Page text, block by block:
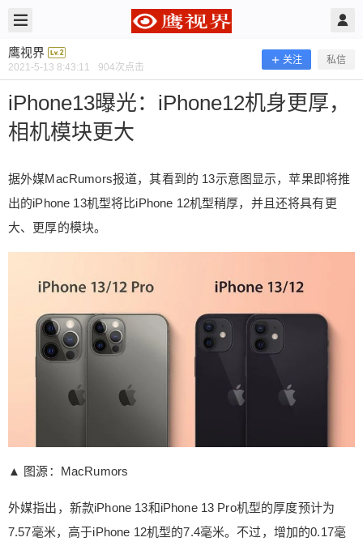
鹰视界
2021-5-13 8:43:11 904次点击
关注 私信
iPhone13曝光：iPhone12机身更厚，
相机模块更大
据外媒MacRumors报道，其看到的 13示意图显示，苹果即将推
出的iPhone 13机型将比iPhone 12机型稍厚，并且还将具有更
大、更厚的模块。
▲ 图源：MacRumors
外媒指出，新款iPhone 13和iPhone 13 Pro机型的厚度预计为
7.57毫米，高于iPhone 12机型的7.4毫米。不过，增加的0.17毫
鹰视界 @ 鹰视界 2021/5/13
相机模块更大
据外媒MacRumors报道，其看到的 13示意图显
示，苹果即将推出的iPhone 13机型将比iPhone 12
机型稍厚，并且还将具有更大、更厚的模块。 ▲ 图
数人来说并不是很明显。 新款 iPhone 的相机变化
更厚的模块，其中 iPhone 13 Pro 的变化最为明
显。iPhone 12和 iPhone 12 Pro 的摄像头模块在1.